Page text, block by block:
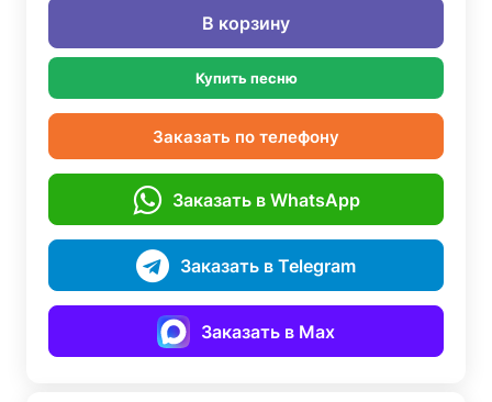
В корзину
Купить песню
Заказать по телефону
Заказать в WhatsApp
Заказать в Telegram
Заказать в Max